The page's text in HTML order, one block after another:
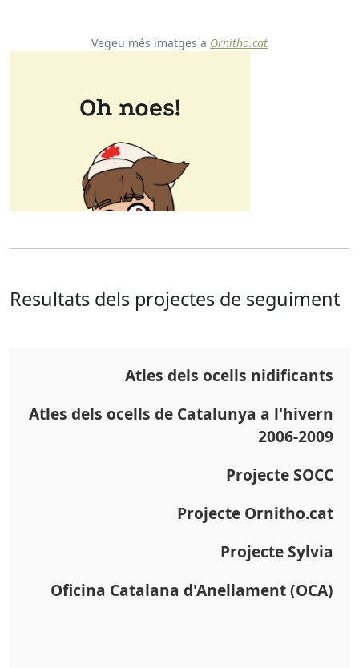
Vegeu més imatges a Ornitho.cat
Resultats dels projectes de seguiment
Atles dels ocells nidificants
Atles dels ocells de Catalunya a l'hivern
2006-2009
Projecte SOCC
Projecte Ornitho.cat
Projecte Sylvia
Oficina Catalana d'Anellament (OCA)